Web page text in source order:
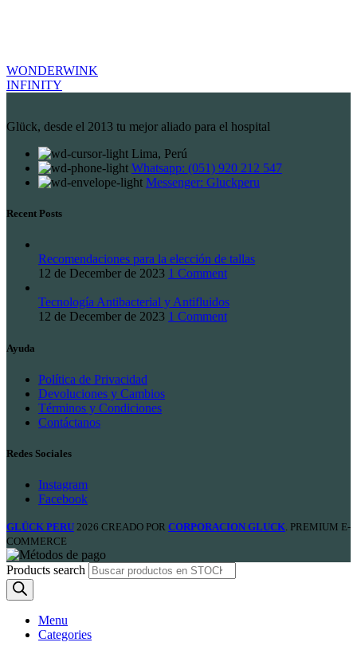
WONDERWINK
INFINITY
Glück, desde el 2013 tu mejor aliado para el hospital
Lima, Perú
Whatsapp: (051) 920 212 547
Messenger: Gluckperu
Recent Posts
Recomendaciones para la elección de tallas
12 de December de 2023 1 Comment
Tecnología Antibacterial y Antifluidos
12 de December de 2023 1 Comment
Ayuda
Política de Privacidad
Devoluciones y Cambios
Términos y Condiciones
Contáctanos
Redes Sociales
Instagram
Facebook
GLÜCK PERU 2026 CREADO POR CORPORACION GLUCK. PREMIUM E-
COMMERCE
Products search
Menu
Categories